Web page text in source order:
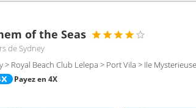
of the Seas
de Sydney
> Royal Beach Club Lelepa > Port Vila > Ile
Payez en 4X